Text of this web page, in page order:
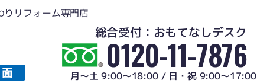
りリフォーム専門店
総合受付：おもてなしデスク
0120-11-7876
月～土 9:00～18:00 / 日・祝 9:00～17:00